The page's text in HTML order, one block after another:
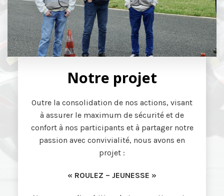
Notre projet
Outre la consolidation de nos actions, visant
à assurer le maximum de sécurité et de
confort à nos participants et à partager notre
passion avec convivialité, nous avons en
projet :
« ROULEZ – JEUNESSE »